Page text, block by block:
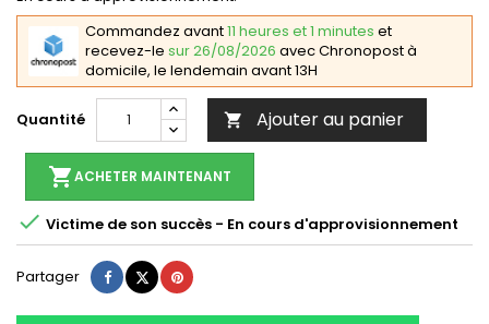
Commandez avant11 heures et 1 minutes et
recevez-le sur 26/08/2026 avec Chronopost à
domicile, le lendemain avant 13H
Quantité  Ajouter au panier
shopping_cartACHETER MAINTENANT
 Victime de son succès - En cours d'approvisionnement
Partager Partager
TweetPinterest